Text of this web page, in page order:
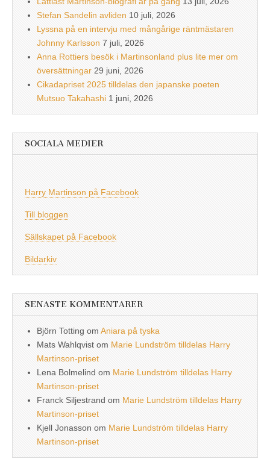
Stefan Sandelin avliden 10 juli, 2026
Lyssna på en intervju med mångårige räntmästaren
Johnny Karlsson 7 juli, 2026
Anna Rottiers besök i Martinsonland plus lite mer om
översättningar 29 juni, 2026
Cikadapriset 2025 tilldelas den japanske poeten
Mutsuo Takahashi 1 juni, 2026
SOCIALA MEDIER
Harry Martinson på Facebook
Till bloggen
Sällskapet på Facebook
Bildarkiv
SENASTE KOMMENTARER
Björn Totting om Aniara på tyska
Mats Wahlqvist om Marie Lundström tilldelas Harry
Martinson-priset
Lena Bolmelind om Marie Lundström tilldelas Harry
Martinson-priset
Franck Siljestrand om Marie Lundström tilldelas Harry
Martinson-priset
Kjell Jonasson om Marie Lundström tilldelas Harry
Martinson-priset